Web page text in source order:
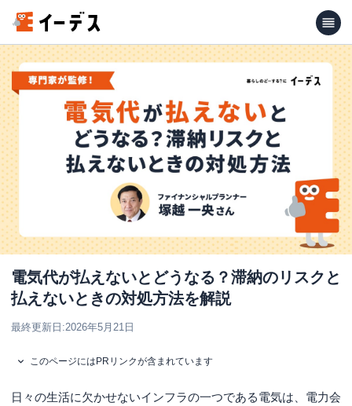
電気代が払えないとどうなる？滞納のリスクと
払えないときの対処方法を解説
最終更新日:2026年5月21日
このページにはPRリンクが含まれています
日々の生活に欠かせないインフラの一つである電気は、電力会